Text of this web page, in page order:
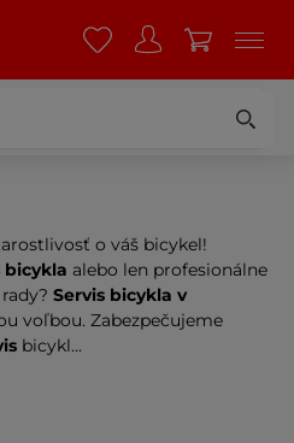
o váš bicykel!
bicykla alebo len profesionálne
Servis bicykla v
voľbou. Zabezpečujeme
bicykl...